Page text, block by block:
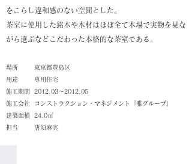
をこらし違和感のない空間とした。
茶室に使用した銘木や木材はほぼ全て木場で実物を見な
がら選ぶなどこだわった本格的な茶室である。
​場所
東京都豊島区
​用途
専用住宅
2012.03～2012.05
施工期間
コンストラクション・マネジメント『雅グループ』
施工会社
24.0㎡
建築面積
唐須麻実
担当